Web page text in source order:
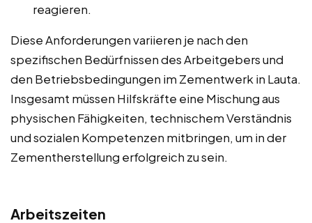
reagieren.
Diese Anforderungen variieren je nach den
spezifischen Bedürfnissen des Arbeitgebers und
den Betriebsbedingungen im Zementwerk in Lauta.
Insgesamt müssen Hilfskräfte eine Mischung aus
physischen Fähigkeiten, technischem Verständnis
und sozialen Kompetenzen mitbringen, um in der
Zementherstellung erfolgreich zu sein.
Arbeitszeiten